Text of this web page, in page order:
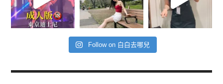
Follow on 白白去哪兒